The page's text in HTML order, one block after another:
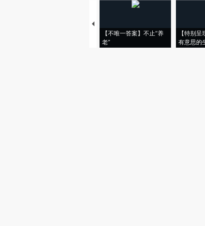
【不唯一答案】不止“养
老”
【特别
有意思的